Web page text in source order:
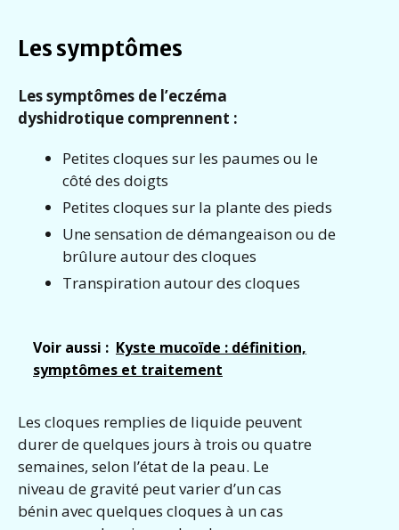
Les symptômes
Les symptômes de l’eczéma
dyshidrotique comprennent :
Petites cloques sur les paumes ou le
côté des doigts
Petites cloques sur la plante des pieds
Une sensation de démangeaison ou de
brûlure autour des cloques
Transpiration autour des cloques
Voir aussi : Kyste mucoïde : définition,
symptômes et traitement
Les cloques remplies de liquide peuvent
durer de quelques jours à trois ou quatre
semaines, selon l’état de la peau. Le
niveau de gravité peut varier d’un cas
bénin avec quelques cloques à un cas